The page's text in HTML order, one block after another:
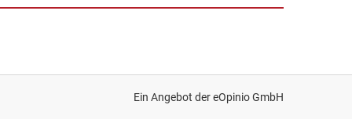
Ein Angebot dereOpinio GmbH